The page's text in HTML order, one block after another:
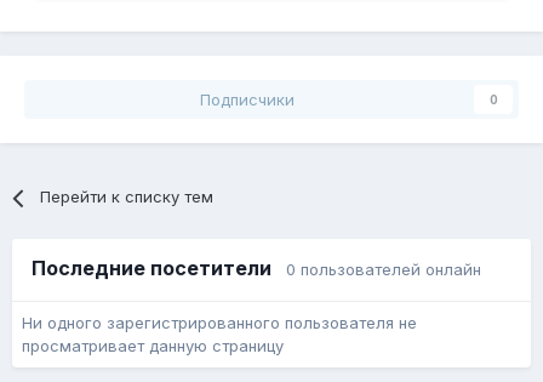
Подписчики 0
Перейти к списку тем
Последние посетители 0 пользователей онлайн
Ни одного зарегистрированного пользователя не
просматривает данную страницу